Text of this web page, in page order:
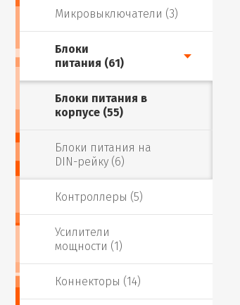
Микровыключатели (3)
Блоки
питания (61)
Блоки питания в
корпусе (55)
Блоки питания на
DIN-рейку (6)
Контроллеры (5)
Усилители
мощности (1)
Коннекторы (14)